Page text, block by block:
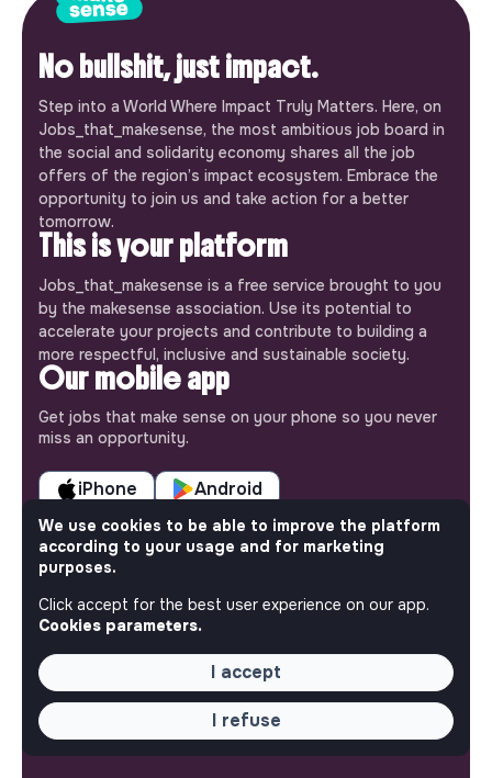
No bullshit, just impact.
Step into a World Where Impact Truly Matters. Here, on
Jobs_that_makesense, the most ambitious job board in
the social and solidarity economy shares all the job
offers of the region’s impact ecosystem. Embrace the
opportunity to join us and take action for a better
tomorrow.
This is your platform
Jobs_that_makesense is a free service brought to you
by the makesense association. Use its potential to
accelerate your projects and contribute to building a
more respectful, inclusive and sustainable society.
Our mobile app
Get jobs that make sense on your phone so you never
miss an opportunity.
iPhone Android
ABOUT
More about Jobs
Our mission and impact
Makesense NGO
QUICK LINKS
We use cookies to be able to improve the platform
according to your usage and for marketing
purposes.
Click accept for the best user experience on our app.
Cookies parameters.
I accept
I refuse